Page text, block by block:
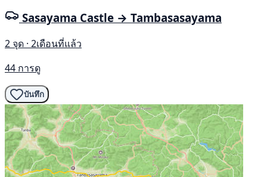
Sasayama Castle → Tambasasayama
2 จุด · 2เดือนที่แล้ว
44 การดู
บันทึก